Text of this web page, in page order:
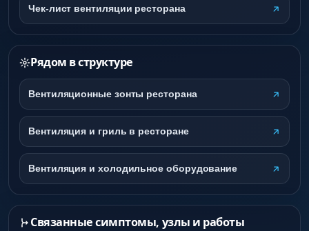
Чек-лист вентиляции ресторана
Рядом в структуре
Вентиляционные зонты ресторана
Вентиляция и гриль в ресторане
Вентиляция и холодильное оборудование
Связанные симптомы, узлы и работы